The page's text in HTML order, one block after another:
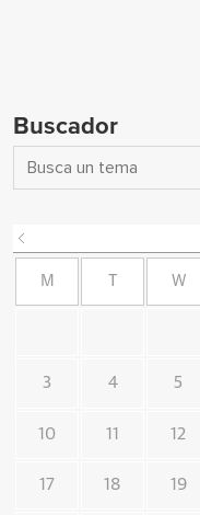
Buscador
M W
3 4 5
10 11 12
17 18 19